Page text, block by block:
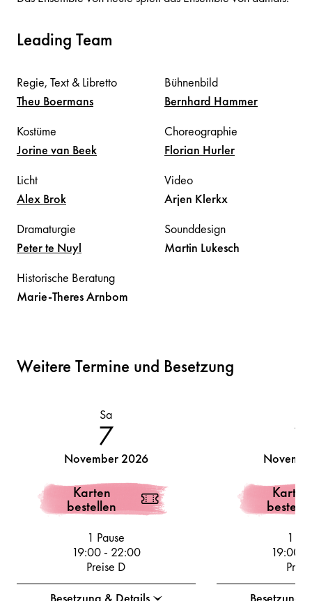
Leading Team
Regie, Text & Libretto
Theu Boermans
Bühnenbild
Bernhard Hammer
Kostüme
Jorine van Beek
Choreographie
Florian Hurler
Licht
Alex Brok
Video
Arjen Klerkx
Dramaturgie
Peterte Nuyl
Sounddesign
Martin Lukesch
Historische Beratung
Marie-TheresArnbom
Weitere Termine und Besetzung
Sa
7
November 2026
Karten
bestellen
1 Pause
19:00- 22:00
Preise D
Karten
1
19:00